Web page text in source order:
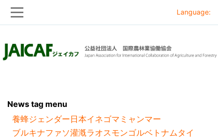
to
to
Language:
News tag menu
養蜂ジェンダー 日本イネゴマ ミャンマー
ブルキナファソ灌漑ラオスモンゴルベトナムタイ